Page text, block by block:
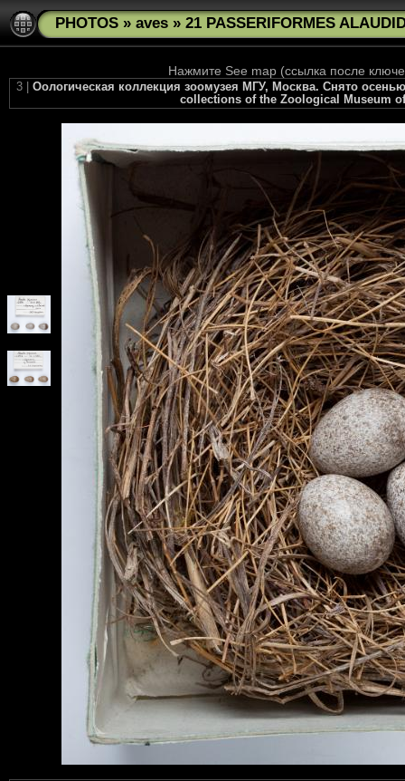
PHOTOS » aves » 21 PASSERIFORMES
Нажмите See map (ссылка после
3 |Оологическая коллекция зоомузея МГУ, Москва. Снято
collections of the Zoological Museum